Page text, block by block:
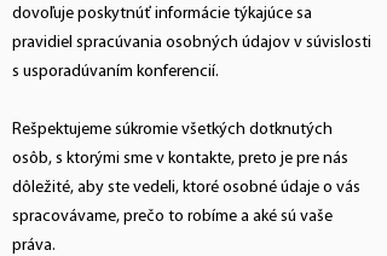
dovoľuje poskytnúť informácie týkajúce sa
pravidiel spracúvania osobných údajov v súvislosti
s usporadúvaním konferencií.
Rešpektujeme súkromie všetkých dotknutých
osôb, s ktorými sme v kontakte, preto je pre nás
dôležité, aby ste vedeli, ktoré osobné údaje o vás
spracovávame, prečo to robíme a aké sú vaše
práva.